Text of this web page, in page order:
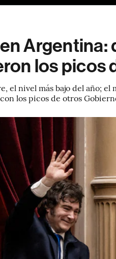
Argentina:
los picos
el nivel más bajo del año;
los picos de otros